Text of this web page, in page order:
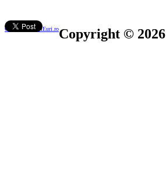
Contact ControlEuri.roCopyright © 2026